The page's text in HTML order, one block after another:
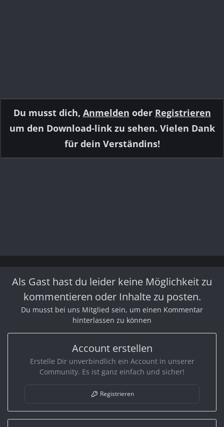
Du musst dich, Anmelden oder Registrieren
um den Download-link zu sehen. Vielen Dank
für dein Verständins!
Als Gast hast du leider keine Möglichkeit zu
kommentieren oder Inhalte zu posten.
Du musst bei uns Mitglied sein, um einen Kommentar
hinterlassen zu können
Account erstellen
Erstelle Dir unverbindlich ein Account in unserer
Community. Es ist ganz einfach und sicher!
Registrieren